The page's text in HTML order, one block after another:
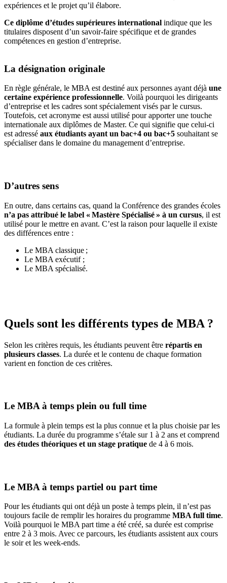
expériences et le projet qu’il élabore.
Ce diplôme d’études supérieures international indique que les
titulaires disposent d’un savoir-faire spécifique et de grandes
compétences en gestion d’entreprise.
La désignation originale
En règle générale, le MBA est destiné aux personnes ayant déjà une
certaine expérience professionnelle. Voilà pourquoi les dirigeants
d’entreprise et les cadres sont spécialement visés par le cursus.
Toutefois, cet acronyme est aussi utilisé pour apporter une touche
internationale aux diplômes de Master. Ce qui signifie que celui-ci
est adressé aux étudiants ayant un bac+4 ou bac+5 souhaitant se
spécialiser dans le domaine du management d’entreprise.
D’autres sens
En outre, dans certains cas, quand la Conférence des grandes écoles
n’a pas attribué le label « Mastère Spécialisé » à un cursus, il est
utilisé pour le mettre en avant. C’est la raison pour laquelle il existe
des différences entre :
Le MBA classique ;
Le MBA exécutif ;
Le MBA spécialisé.
Quels sont les différents types de MBA ?
Selon les critères requis, les étudiants peuvent être répartis en
plusieurs classes. La durée et le contenu de chaque formation
varient en fonction de ces critères.
Le MBA à temps plein ou full time
La formule à plein temps est la plus connue et la plus choisie par les
étudiants. La durée du programme s’étale sur 1 à 2 ans et comprend
des études théoriques et un stage pratique de 4 à 6 mois.
Le MBA à temps partiel ou part time
Pour les étudiants qui ont déjà un poste à temps plein, il n’est pas
toujours facile de remplir les horaires du programme MBA full time.
Voilà pourquoi le MBA part time a été créé, sa durée est comprise
entre 2 à 3 mois. Avec ce parcours, les étudiants assistent aux cours
le soir et les week-ends.